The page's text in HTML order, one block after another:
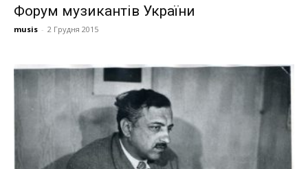
Форум музикантів України
musis - 2 Грудня 2015